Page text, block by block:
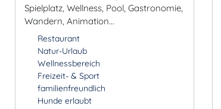
Spielplatz, Wellness, Pool, Gastronomie,
Wandern, Animation...
Restaurant
Natur-Urlaub
Wellnessbereich
Freizeit- & Sport
familienfreundlich
Hunde erlaubt